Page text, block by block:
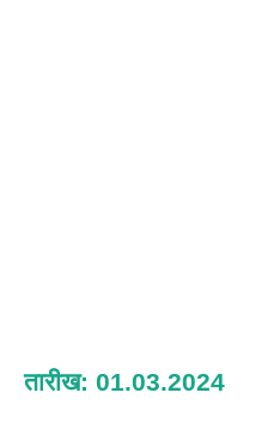
तारीख: 01.03.2024